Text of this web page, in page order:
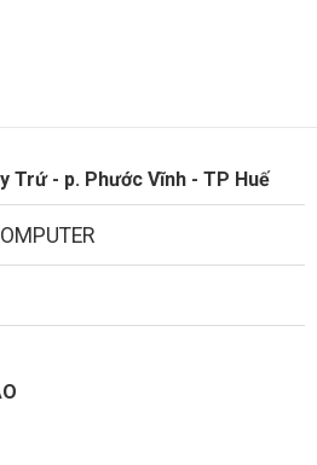
Trứ - p. Phước Vĩnh - TP Huế